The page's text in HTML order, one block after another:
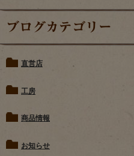
ブログカテゴリー
直営店
工房
商品情報
お知らせ